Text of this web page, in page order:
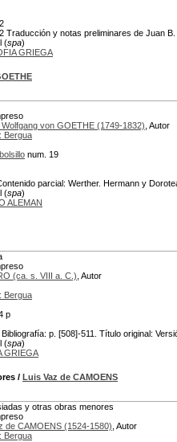
Traducción y notas preliminares de Juan
(spa)
GRIEGA
von GOETHE (1749-1832) , Autor
Bergua
num. 19
parcial: Werther. Hermann y
(spa)
ALEMAN
(ca. s. VIII a. C.) , Autor
Bergua
p
p. [508]-511. Título original:
(spa)
GRIEGA
/ Luis Vaz de CAMOENS
y otras obras menores
de CAMOENS (1524-1580) , Autor
Bergua